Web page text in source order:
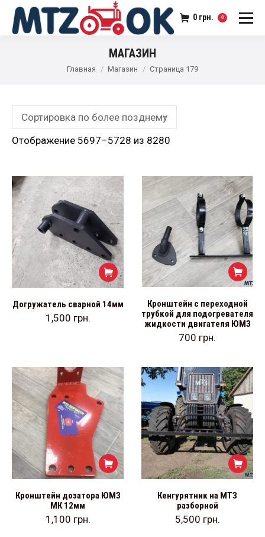
0 грн. 0
МАГАЗИН
Главная Магазин Страница 179
Отображение 5697–5728 из 8280
Догружатель сварной 14мм
1,500 грн.
Кронштейн с переходной
трубкой для подогревателя
жидкости двигателя ЮМЗ
700 грн.
Кронштейн дозатора ЮМЗ
МК 12мм
1,100 грн.
Кенгурятник на МТЗ
разборной
5,500 грн.